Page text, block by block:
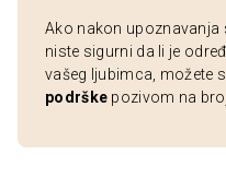
Ako nakon
niste sigurni da li je
vašeg ljubimca, možete
podrške pozivom na